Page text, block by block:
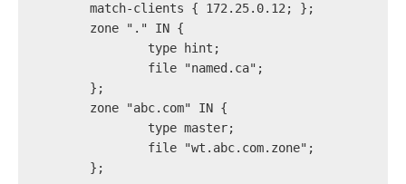
        match-clients { 172.25.0.12; };
        zone "." IN {
                type hint;
                file "named.ca";
        };
        zone "abc.com" IN {
                type master;
                file "wt.abc.com.zone";
        };